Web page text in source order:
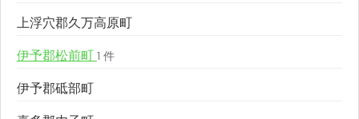
上浮穴郡久万高原町
伊予郡松前町 1 件
伊予郡砥部町